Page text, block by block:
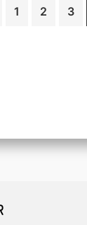
Page
1 Page
2 Page
3